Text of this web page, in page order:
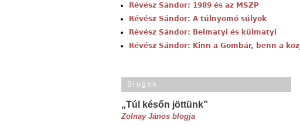
Révész Sándor: 1989 és az MSZP
Révész Sándor: A túlnyomó súlyok
Révész Sándor: Belmatyi és külmatyi
Révész Sándor: Kinn a Gombár, benn a
Blogok
„Túl későn jöttünk”
Zolnay János blogja